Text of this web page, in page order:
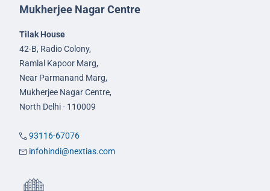
Mukherjee Nagar Centre
Tilak House
42-B, Radio Colony,
Ramlal Kapoor Marg,
Near Parmanand Marg,
Mukherjee Nagar Centre,
North Delhi - 110009
93116-67076
infohindi@nextias.com